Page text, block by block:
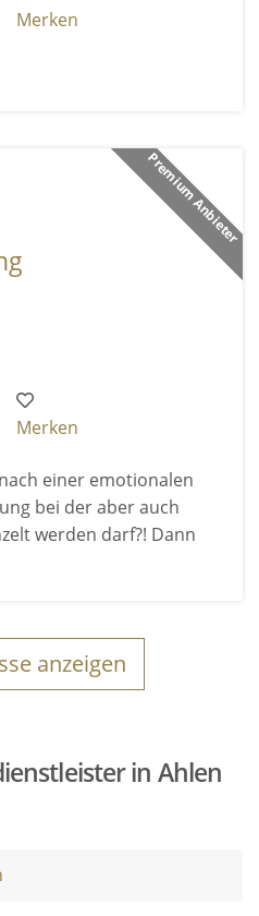
Merken
Premium Anbieter
Merken
einer emotionalen
bei der aber auch
werden darf?! Dann
anzeigen
in Ahlen